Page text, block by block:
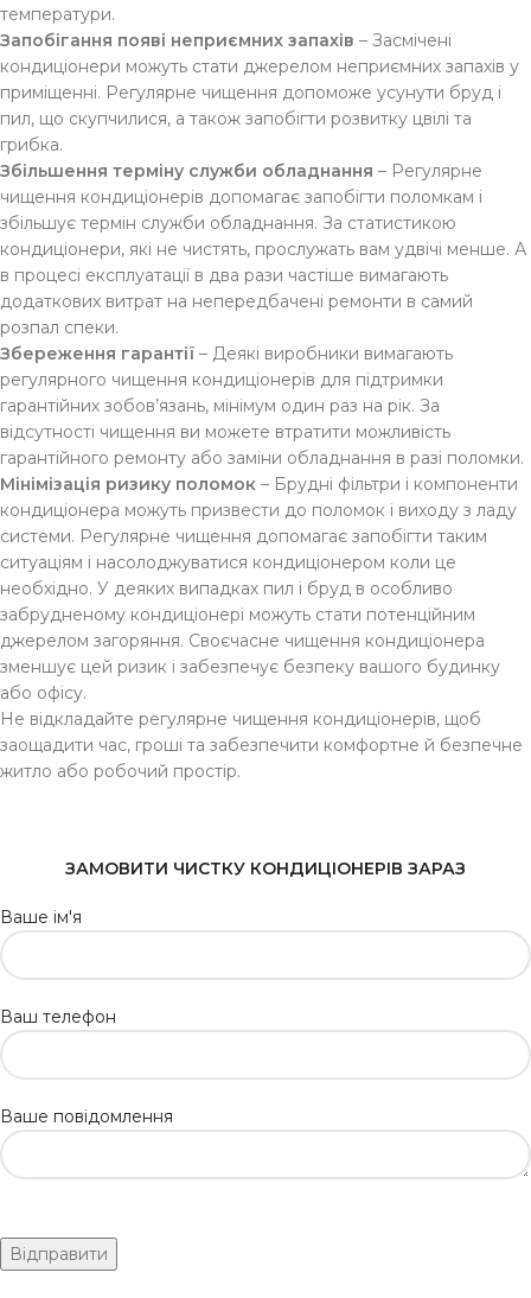
температури.
Запобігання появі неприємних запахів – Засмічені
кондиціонери можуть стати джерелом неприємних запахів у
приміщенні. Регулярне чищення допоможе усунути бруд і
пил, що скупчилися, а також запобігти розвитку цвілі та
грибка.
Збільшення терміну служби обладнання – Регулярне
чищення кондиціонерів допомагає запобігти поломкам і
збільшує термін служби обладнання. За статистикою
кондиціонери, які не чистять, прослужать вам удвічі менше. А
в процесі експлуатації в два рази частіше вимагають
додаткових витрат на непередбачені ремонти в самий
розпал спеки.
Збереження гарантії – Деякі виробники вимагають
регулярного чищення кондиціонерів для підтримки
гарантійних зобов’язань, мінімум один раз на рік. За
відсутності чищення ви можете втратити можливість
гарантійного ремонту або заміни обладнання в разі поломки.
Мінімізація ризику поломок – Брудні фільтри і компоненти
кондиціонера можуть призвести до поломок і виходу з ладу
системи. Регулярне чищення допомагає запобігти таким
ситуаціям і насолоджуватися кондиціонером коли це
необхідно. У деяких випадках пил і бруд в особливо
забрудненому кондиціонері можуть стати потенційним
джерелом загоряння. Своєчасне чищення кондиціонера
зменшує цей ризик і забезпечує безпеку вашого будинку
або офісу.
Не відкладайте регулярне чищення кондиціонерів, щоб
заощадити час, гроші та забезпечити комфортне й безпечне
житло або робочий простір.
ЗАМОВИТИ ЧИСТКУ КОНДИЦІОНЕРІВ ЗАРАЗ
Ваше ім'я
Ваш телефон
Ваше повідомлення